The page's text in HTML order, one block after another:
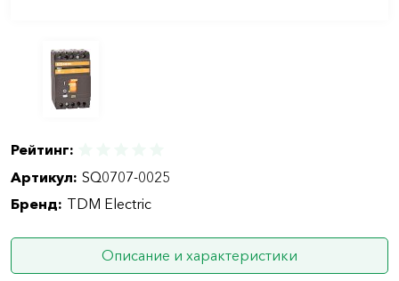
Рейтинг:
Артикул: SQ0707-0025
Бренд: TDM Electric
Описание и характеристики